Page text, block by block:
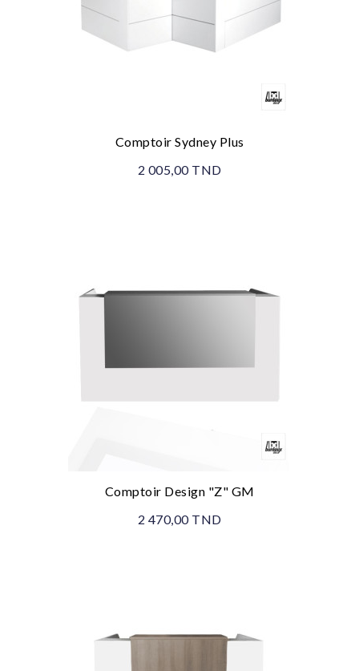
Comptoir Sydney Plus
2 005,00 TND
Comptoir Design "Z" GM
2 470,00 TND